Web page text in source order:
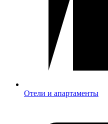
Отели и апартаменты